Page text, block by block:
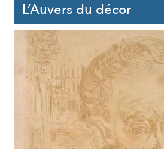
L’Auvers du décor